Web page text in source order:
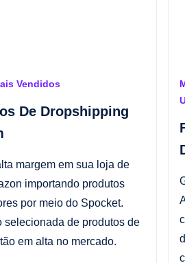
Vendidos
De Dropshipping
margem em sua loja de
importando produtos
por meio do Spocket.
selecionada de produtos de
em alta no mercado.